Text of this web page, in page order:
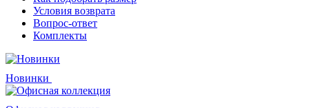
Условия возврата
Вопрос-ответ
Комплекты
Новинки